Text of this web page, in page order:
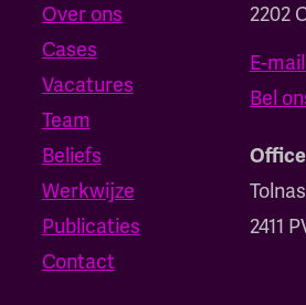
Over ons
Cases
Vacatures
Team
Beliefs
Werkwijze
Publicaties
Contact
2202
E-
Bel
2411